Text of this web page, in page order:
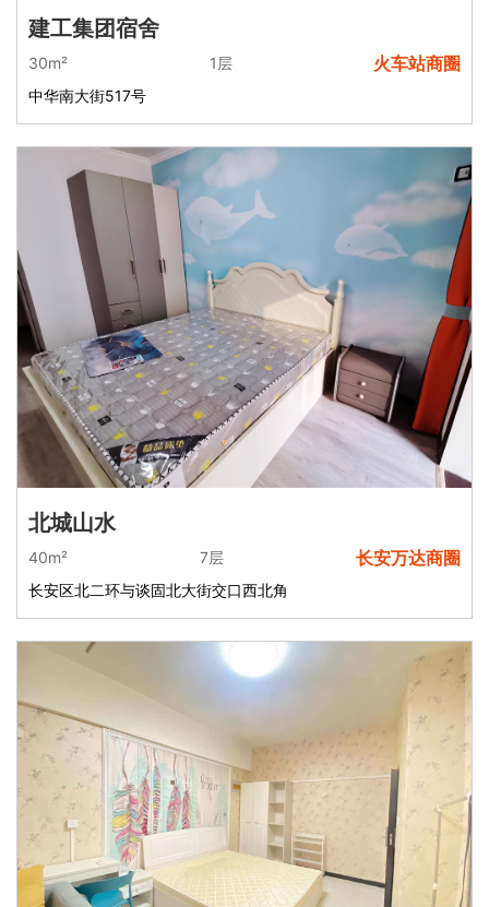
建工集团宿舍
30m² 1层 火车站商圈
中华南大街517号
北城山水
40m² 7层 长安万达商圈
长安区北二环与谈固北大街交口西北角